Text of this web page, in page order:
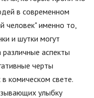
в современном
человек" именно то,
и шутки могут
аспекты
черты
комическом свете.
улыбку